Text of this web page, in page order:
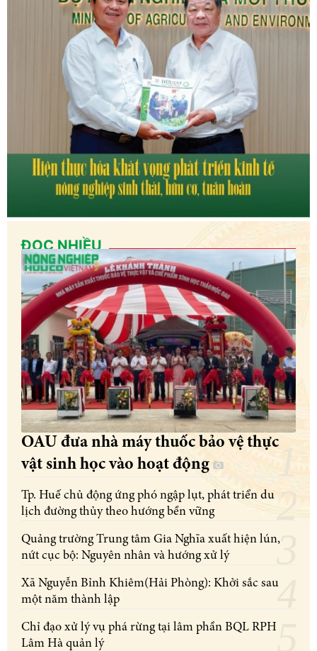
ĐỌC NHIỀU
OAU đưa nhà máy thuốc bảo vệ thực
vật sinh học vào hoạt động
Tp. Huế chủ động ứng phó ngập lụt, phát triển du
lịch đường thủy theo hướng bền vững
Quảng trường Trung tâm Gia Nghĩa xuất hiện lún,
nứt cục bộ: Nguyên nhân và hướng xử lý
Xã Nguyễn Bỉnh Khiêm(Hải Phòng): Khởi sắc sau
một năm thành lập
Chỉ đạo xử lý vụ phá rừng tại lâm phần BQL RPH
Lâm Hà quản lý